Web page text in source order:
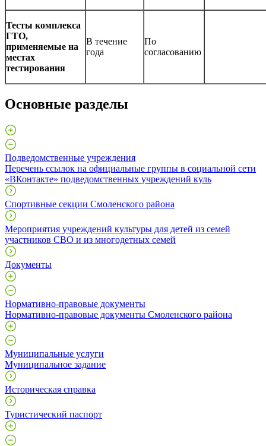
Тесты комплекса
ГТО,
применяемые на
местах
тестирования
В течение
года
По
согласованию
Основные разделы
Подведомственные учреждения
Перечень ссылок на официальные группы в социальной сети
«ВКонтакте» подведомственных учреждений куль
Спортивные секции Смоленского района
Мероприятия учреждений культуры для детей из семей
участников СВО и из многодетных семей
Документы
Нормативно-правовые документы
Нормативно-правовые документы Смоленского района
Муниципальные услуги
Муниципальное задание
Историческая справка
Туристический паспорт